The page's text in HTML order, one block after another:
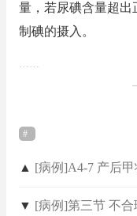
量，若尿碘含量超出
制碘的摄入。
……
▲ [病例]A4-7 产后
▼ [病例]第三节 不